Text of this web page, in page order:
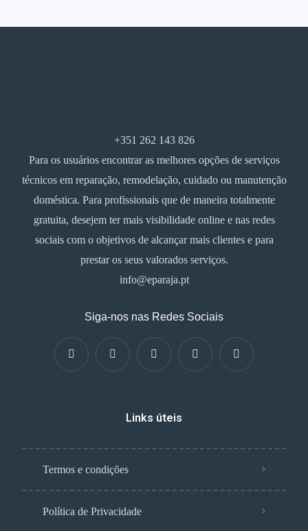
+351 262 143 826
Para os usuários encontrar as melhores opções de serviços
técnicos em reparação, remodelação, cuidado ou manutenção
doméstica. Para profissionais que de maneira totalmente
gratuita, desejem ter mais visibilidade online e nas redes
sociais com o objetivos de alcançar mais clientes e para
prestar os seus valorados serviços.
info@eparaja.pt
Siga-nos nas Redes Sociais
Links úteis
Termos e condições
Política de Privacidade